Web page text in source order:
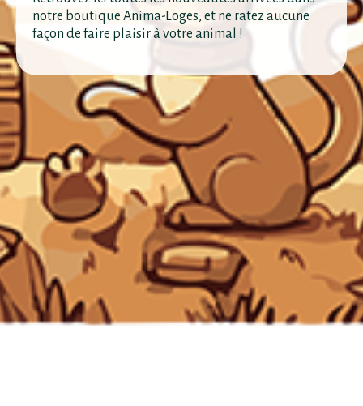
notre boutique Anima-Loges, et ne ratez aucune
façon de faire plaisir à votre animal !